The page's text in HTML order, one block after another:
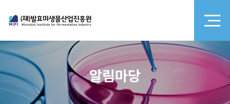
알림마당